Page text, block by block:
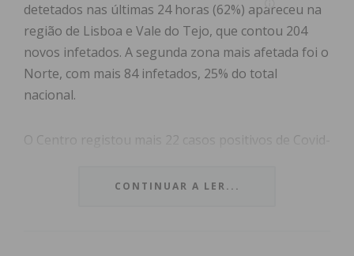
detetados nas últimas 24 horas (62%) apareceu na
região de Lisboa e Vale do Tejo, que contou 204
novos infetados. A segunda zona mais afetada foi o
Norte, com mais 84 infetados, 25% do total
nacional.
O Centro registou mais 22 casos positivos de Covid-
CONTINUAR A LER...